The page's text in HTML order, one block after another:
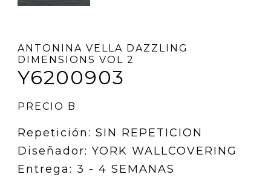
ANTONINA VELLA DAZZLING
DIMENSIONS VOL 2
Y6200903
PRECIO B
Repetición: SIN REPETICION
Diseñador: YORK WALLCOVERING
Entrega: 3 - 4 SEMANAS